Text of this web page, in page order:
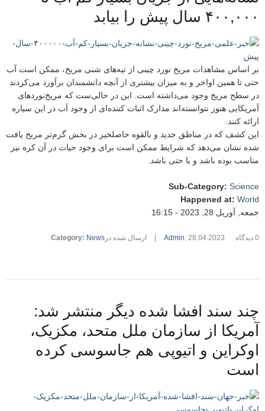
۴۰۰,۰۰۰ سال پیش را بیابد
بر اساس مشاهدات مریخ نورد چینی از تپه‌های شنی مریخ، ممکن است آب
حتی تا همین اواخر و به میزان بیشتری از آنچه دانشمندان برآورد می‌کردند
در سطح مریخ وجود می‌داشته است. این در حالی‌ست که مریخ‌نوردهای
آمریکایی هنوز نتوانسته‌اند مدارک اثبات کننده‌ای از وجود آب در این سیاره
ارائه کنند.
این کشف که در مناطق جدید و بالقوه حاصلخیز در بخش گرم‌تر مریخ یافت
شده نشان می‌دهد که شرایط ممکن است برای وجود حیات در آن کره نیز
مناسب بوده باشد و یا حتی باشد.
Sub-Category: Science
Happened at: World
جمعه, آوریل 28, 2023 - 16:15
Admin, 28.04.2023 ارسال شده در Category: News 0 دیدگاه
چند سند افشا شده دیگر منتشر شد:
آمریکا از سازمان ملل متحد، مکزیک،
اوکراین و اتیوپی هم جاسوسی کرده
است